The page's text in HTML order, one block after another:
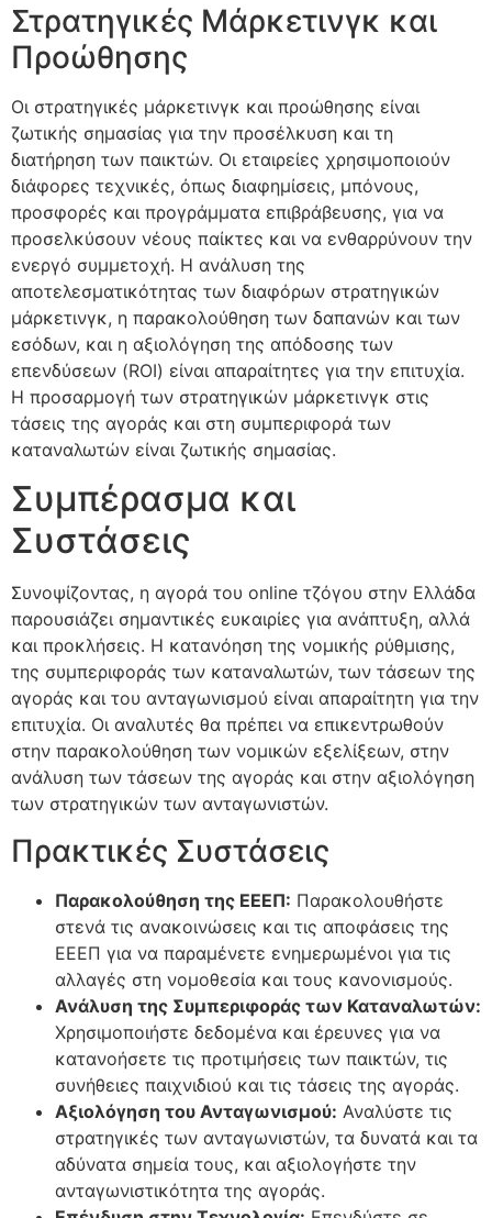
Στρατηγικές Μάρκετινγκ και
Προώθησης
Οι στρατηγικές μάρκετινγκ και προώθησης είναι
ζωτικής σημασίας για την προσέλκυση και τη
διατήρηση των παικτών. Οι εταιρείες χρησιμοποιούν
διάφορες τεχνικές, όπως διαφημίσεις, μπόνους,
προσφορές και προγράμματα επιβράβευσης, για να
προσελκύσουν νέους παίκτες και να ενθαρρύνουν την
ενεργό συμμετοχή. Η ανάλυση της
αποτελεσματικότητας των διαφόρων στρατηγικών
μάρκετινγκ, η παρακολούθηση των δαπανών και των
εσόδων, και η αξιολόγηση της απόδοσης των
επενδύσεων (ROI) είναι απαραίτητες για την επιτυχία.
Η προσαρμογή των στρατηγικών μάρκετινγκ στις
τάσεις της αγοράς και στη συμπεριφορά των
καταναλωτών είναι ζωτικής σημασίας.
Συμπέρασμα και
Συστάσεις
Συνοψίζοντας, η αγορά του online τζόγου στην Ελλάδα
παρουσιάζει σημαντικές ευκαιρίες για ανάπτυξη, αλλά
και προκλήσεις. Η κατανόηση της νομικής ρύθμισης,
της συμπεριφοράς των καταναλωτών, των τάσεων της
αγοράς και του ανταγωνισμού είναι απαραίτητη για την
επιτυχία. Οι αναλυτές θα πρέπει να επικεντρωθούν
στην παρακολούθηση των νομικών εξελίξεων, στην
ανάλυση των τάσεων της αγοράς και στην αξιολόγηση
των στρατηγικών των ανταγωνιστών.
Πρακτικές Συστάσεις
Παρακολούθηση της ΕΕΕΠ: Παρακολουθήστε
στενά τις ανακοινώσεις και τις αποφάσεις της
ΕΕΕΠ για να παραμένετε ενημερωμένοι για τις
αλλαγές στη νομοθεσία και τους κανονισμούς.
Ανάλυση της Συμπεριφοράς των Καταναλωτών:
Χρησιμοποιήστε δεδομένα και έρευνες για να
κατανοήσετε τις προτιμήσεις των παικτών, τις
συνήθειες παιχνιδιού και τις τάσεις της αγοράς.
Αξιολόγηση του Ανταγωνισμού: Αναλύστε τις
στρατηγικές των ανταγωνιστών, τα δυνατά και τα
αδύνατα σημεία τους, και αξιολογήστε την
ανταγωνιστικότητα της αγοράς.